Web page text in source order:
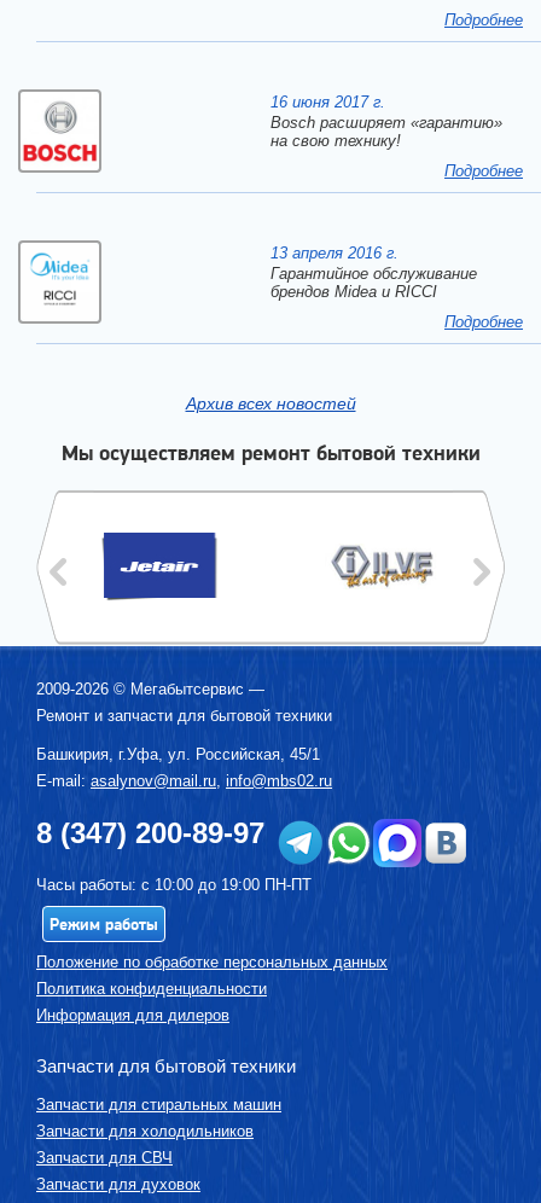
Подробнее
16 июня 2017 г.
Bosch расширяет «гарантию»
на свою технику!
Подробнее
13 апреля 2016 г.
Гарантийное обслуживание
брендов Midea и RICCI
Подробнее
Архив всех новостей
Мы осуществляем ремонт бытовой техники
2009-2026 © Мегабытсервис —
Ремонт и запчасти для бытовой техники
Башкирия, г.Уфа, ул. Российская, 45/1
E-mail: asalynov@mail.ru, info@mbs02.ru
8 (347) 200-89-97
Часы работы: с 10:00 до 19:00 ПН-ПТ
Режим работы
Положение по обработке персональных данных
Политика конфиденциальности
Информация для дилеров
Запчасти для бытовой техники
Запчасти для стиральных машин
Запчасти для холодильников
Запчасти для СВЧ
Запчасти для духовок